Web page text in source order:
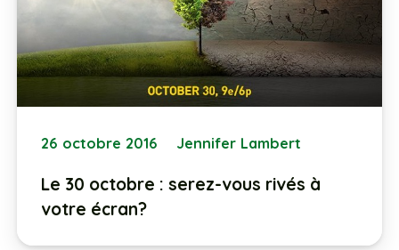
26 octobre 2016 Jennifer Lambert
Le 30 octobre : serez-vous rivés à
votre écran?